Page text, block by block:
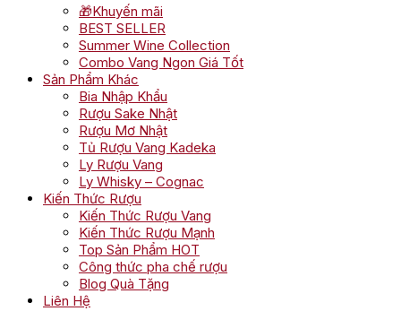
🎁Khuyến mãi
BEST SELLER
Summer Wine Collection
Combo Vang Ngon Giá Tốt
Sản Phẩm Khác
Bia Nhập Khẩu
Rượu Sake Nhật
Rượu Mơ Nhật
Tủ Rượu Vang Kadeka
Ly Rượu Vang
Ly Whisky – Cognac
Kiến Thức Rượu
Kiến Thức Rượu Vang
Kiến Thức Rượu Mạnh
Top Sản Phẩm HOT
Công thức pha chế rượu
Blog Quà Tặng
Liên Hệ